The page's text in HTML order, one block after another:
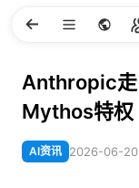
Anthropic走
Mythos特权
AI资讯 2026-06-